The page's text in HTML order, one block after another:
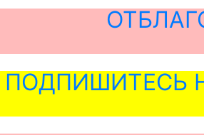
ПОДПИШИТЕСЬ